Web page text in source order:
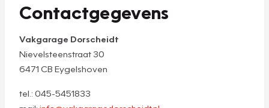
Contactgegevens
Vakgarage Dorscheidt
Nievelsteenstraat 30
6471 CB Eygelshoven
tel.: 045-5451833